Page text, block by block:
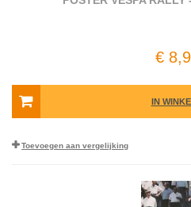
€
IN
Toevoegen aan vergelijking